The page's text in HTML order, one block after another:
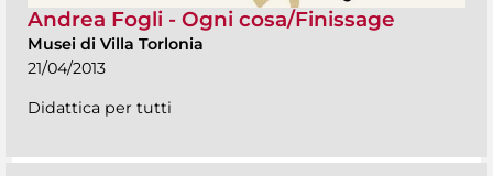
Andrea Fogli - Ogni cosa/Finissage
Musei di Villa Torlonia
21/04/2013
Didattica per tutti